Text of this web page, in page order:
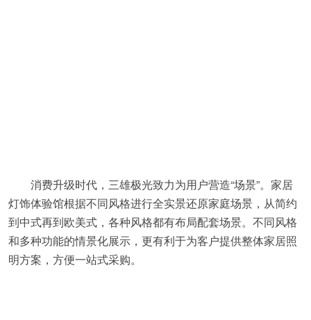
消费升级时代，三雄极光致力为用户营造“场景”。家居
灯饰体验馆根据不同风格进行全实景还原家庭场景，从简约
到中式再到欧美式，各种风格都有布局配套场景。不同风格
和多种功能的情景化展示，更有利于为客户提供整体家居照
明方案，方便一站式采购。